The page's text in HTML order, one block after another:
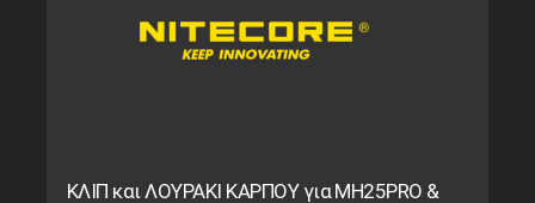
ΚΛΙΠ και ΛΟΥΡΑΚΙ ΚΑΡΠΟΥ για MH25PRO &